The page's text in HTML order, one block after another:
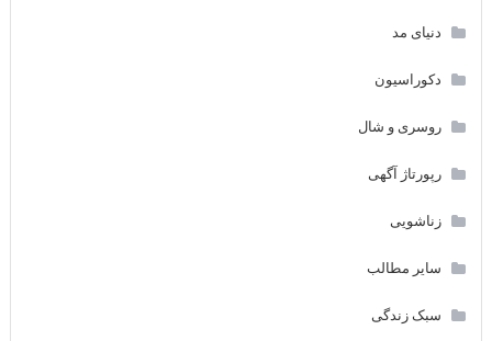
دنیای مد
دکوراسیون
روسری و شال
رپورتاژ آگهی
زناشویی
سایر مطالب
سبک زندگی